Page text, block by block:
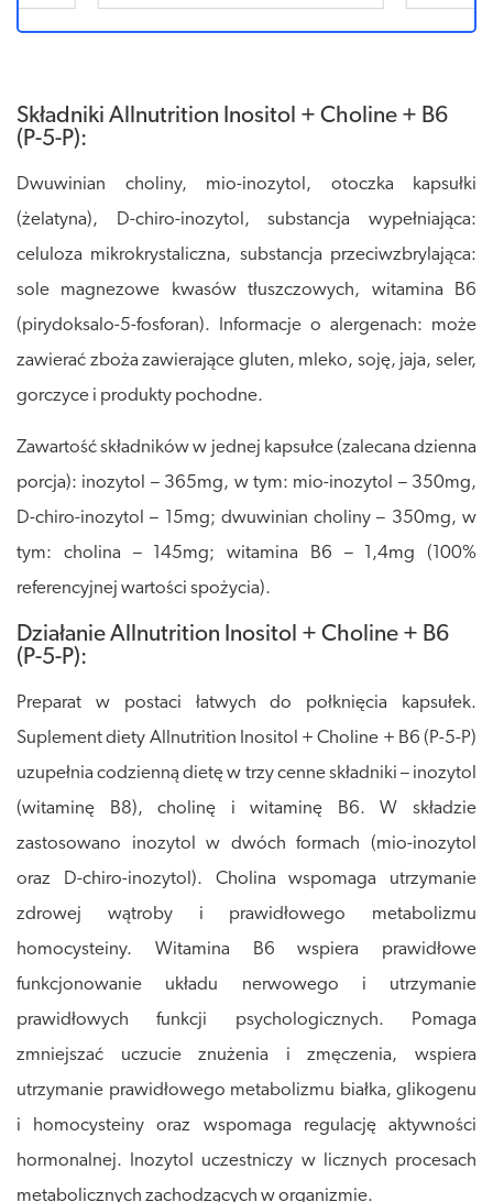
Składniki Allnutrition Inositol + Choline + B6
(P-5-P):
Dwuwinian choliny, mio-inozytol, otoczka kapsułki
(żelatyna), D-chiro-inozytol, substancja wypełniająca:
celuloza mikrokrystaliczna, substancja przeciwzbrylająca:
sole magnezowe kwasów tłuszczowych, witamina B6
(pirydoksalo-5-fosforan). Informacje o alergenach: może
zawierać zboża zawierające gluten, mleko, soję, jaja, seler,
gorczyce i produkty pochodne.
Zawartość składników w jednej kapsułce (zalecana dzienna
porcja): inozytol – 365mg, w tym: mio-inozytol – 350mg,
D-chiro-inozytol – 15mg; dwuwinian choliny – 350mg, w
tym: cholina – 145mg; witamina B6 – 1,4mg (100%
referencyjnej wartości spożycia).
Działanie Allnutrition Inositol + Choline + B6
(P-5-P):
Preparat w postaci łatwych do połknięcia kapsułek.
Suplement diety Allnutrition Inositol + Choline + B6 (P-5-P)
uzupełnia codzienną dietę w trzy cenne składniki – inozytol
(witaminę B8), cholinę i witaminę B6. W składzie
zastosowano inozytol w dwóch formach (mio-inozytol
oraz D-chiro-inozytol). Cholina wspomaga utrzymanie
zdrowej wątroby i prawidłowego metabolizmu
homocysteiny. Witamina B6 wspiera prawidłowe
funkcjonowanie układu nerwowego i utrzymanie
prawidłowych funkcji psychologicznych. Pomaga
zmniejszać uczucie znużenia i zmęczenia, wspiera
utrzymanie prawidłowego metabolizmu białka, glikogenu
i homocysteiny oraz wspomaga regulację aktywności
hormonalnej. Inozytol uczestniczy w licznych procesach
metabolicznych zachodzących w organizmie.